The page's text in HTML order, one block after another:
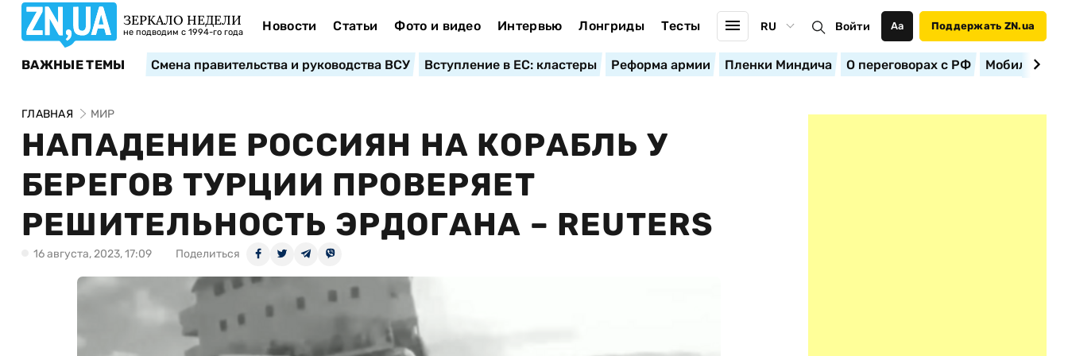
ЗЕРКАЛО НЕДЕЛИ
не подводим с 1994-го года Новости Статьи Фото и видео Интервью Лонгриды Тесты RU Войти Аа Поддержать ZN.ua
ВАЖНЫЕ ТЕМЫ Смена правительства и руководства ВСУ Вступление в ЕС: кластеры Реформа армии Пленки Миндича О переговорах с РФ
ГЛАВНАЯ МИР
НАПАДЕНИЕ РОССИЯН НА КОРАБЛЬ У
БЕРЕГОВ ТУРЦИИ ПРОВЕРЯЕТ
РЕШИТЕЛЬНОСТЬ ЭРДОГАНА – REUTERS
16 августа, 2023, 17:09 Поделиться